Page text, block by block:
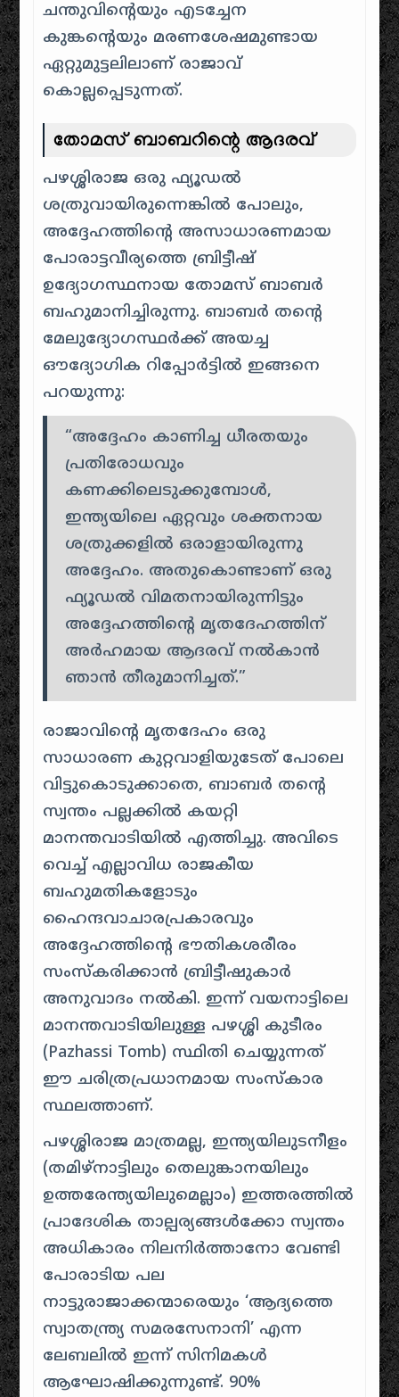
ചന്തുവിന്റെയും എടച്ചേന
കുങ്കന്റെയും മരണശേഷമുണ്ടായ
ഏറ്റുമുട്ടലിലാണ് രാജാവ്
കൊല്ലപ്പെടുന്നത്.
തോമസ് ബാബറിന്റെ ആദരവ്
പഴശ്ശിരാജ ഒരു ഫ്യൂഡൽ
ശത്രുവായിരുന്നെങ്കിൽ പോലും,
അദ്ദേഹത്തിന്റെ അസാധാരണമായ
പോരാട്ടവീര്യത്തെ ബ്രിട്ടീഷ്
ഉദ്യോഗസ്ഥനായ തോമസ് ബാബർ
ബഹുമാനിച്ചിരുന്നു. ബാബർ തന്റെ
മേലുദ്യോഗസ്ഥർക്ക് അയച്ച
ഔദ്യോഗിക റിപ്പോർട്ടിൽ ഇങ്ങനെ
പറയുന്നു:
“അദ്ദേഹം കാണിച്ച ധീരതയും
പ്രതിരോധവും
കണക്കിലെടുക്കുമ്പോൾ,
ഇന്ത്യയിലെ ഏറ്റവും ശക്തനായ
ശത്രുക്കളിൽ ഒരാളായിരുന്നു
അദ്ദേഹം. അതുകൊണ്ടാണ് ഒരു
ഫ്യൂഡൽ വിമതനായിരുന്നിട്ടും
അദ്ദേഹത്തിന്റെ മൃതദേഹത്തിന്
അർഹമായ ആദരവ് നൽകാൻ
ഞാൻ തീരുമാനിച്ചത്.”
രാജാവിന്റെ മൃതദേഹം ഒരു
സാധാരണ കുറ്റവാളിയുടേത് പോലെ
വിട്ടുകൊടുക്കാതെ, ബാബർ തന്റെ
സ്വന്തം പല്ലക്കിൽ കയറ്റി
മാനന്തവാടിയിൽ എത്തിച്ചു. അവിടെ
വെച്ച് എല്ലാവിധ രാജകീയ
ബഹുമതികളോടും
ഹൈന്ദവാചാരപ്രകാരവും
അദ്ദേഹത്തിന്റെ ഭൗതികശരീരം
സംസ്‌കരിക്കാൻ ബ്രിട്ടീഷുകാർ
അനുവാദം നൽകി. ഇന്ന് വയനാട്ടിലെ
മാനന്തവാടിയിലുള്ള പഴശ്ശി കുടീരം
(Pazhassi Tomb) സ്ഥിതി ചെയ്യുന്നത്
ഈ ചരിത്രപ്രധാനമായ സംസ്‌കാര
സ്ഥലത്താണ്.
പഴശ്ശിരാജ മാത്രമല്ല, ഇന്ത്യയിലുടനീളം
(തമിഴ്നാട്ടിലും തെലുങ്കാനയിലും
ഉത്തരേന്ത്യയിലുമെല്ലാം) ഇത്തരത്തിൽ
പ്രാദേശിക താല്പര്യങ്ങൾക്കോ സ്വന്തം
അധികാരം നിലനിർത്താനോ വേണ്ടി
പോരാടിയ പല
നാട്ടുരാജാക്കന്മാരെയും ‘ആദ്യത്തെ
സ്വാതന്ത്ര്യ സമരസേനാനി’ എന്ന
ലേബലിൽ ഇന്ന് സിനിമകൾ
ആഘോഷിക്കുന്നുണ്ട്. 90%